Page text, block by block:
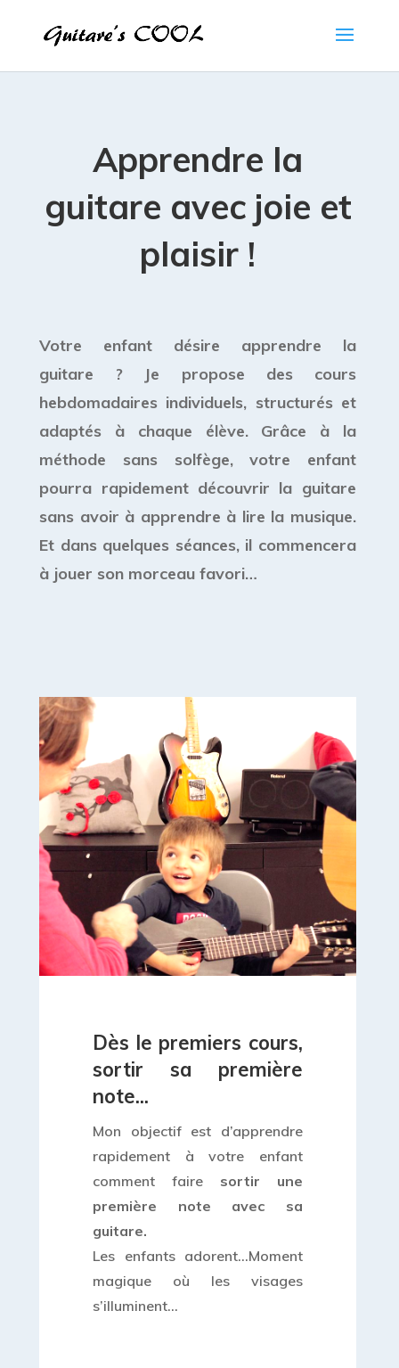
Apprendre la
guitare avec joie et
plaisir !
Votre enfant désire apprendre la
guitare ? Je propose des cours
hebdomadaires individuels, structurés et
adaptés à chaque élève. Grâce à la
méthode sans solfège, votre enfant
pourra rapidement découvrir la guitare
sans avoir à apprendre à lire la musique.
Et dans quelques séances, il commencera
à jouer son morceau favori…
Dès le premiers cours,
sortir sa première
note...
Mon objectif est d’apprendre
rapidement à votre enfant
comment faire sortir une
première note avec sa
guitare.
Les enfants adorent…Moment
magique où les visages
s’illuminent…